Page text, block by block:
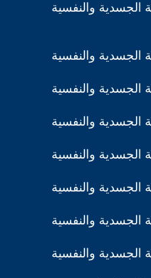
الجسدية والنفسية
الجسدية والنفسية
الجسدية والنفسية
الجسدية والنفسية
الجسدية والنفسية
الجسدية والنفسية
الجسدية والنفسية
الجسدية والنفسية